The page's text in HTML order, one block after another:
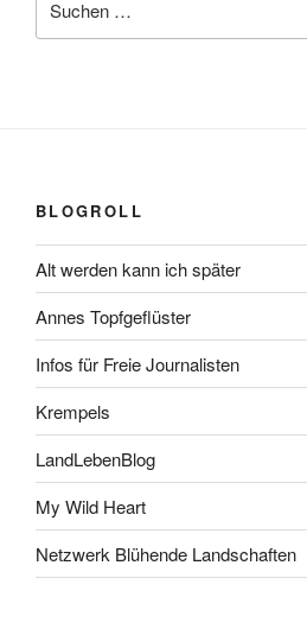
nach:
BLOGROLL
Alt werden kann ich später
Annes Topfgeflüster
Infos für Freie Journalisten
Krempels
LandLebenBlog
My Wild Heart
Netzwerk Blühende Landschaften